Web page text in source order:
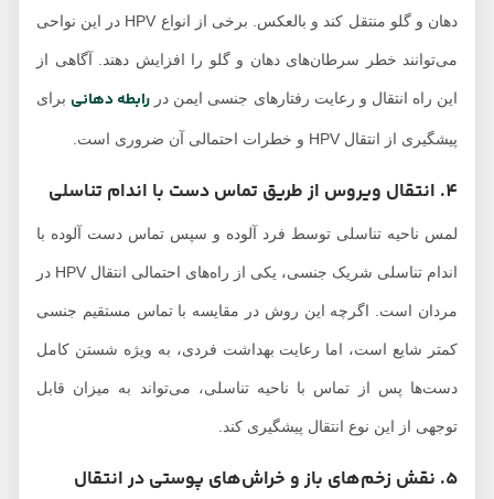
دهان و گلو منتقل کند و بالعکس. برخی از انواع HPV در این نواحی
می‌توانند خطر سرطان‌های دهان و گلو را افزایش دهند. آگاهی از
این راه انتقال و رعایت رفتارهای جنسی ایمن دررابطه دهانیبرای
پیشگیری از انتقال HPV و خطرات احتمالی آن ضروری است.
لمس ناحیه تناسلی توسط فرد آلوده و سپس تماس دست آلوده با
اندام تناسلی شریک جنسی، یکی از راه‌های احتمالی انتقال HPV در
مردان است. اگرچه این روش در مقایسه با تماس مستقیم جنسی
کمتر شایع است، اما رعایت بهداشت فردی، به ویژه شستن کامل
دست‌ها پس از تماس با ناحیه تناسلی، می‌تواند به میزان قابل
توجهی از این نوع انتقال پیشگیری کند.